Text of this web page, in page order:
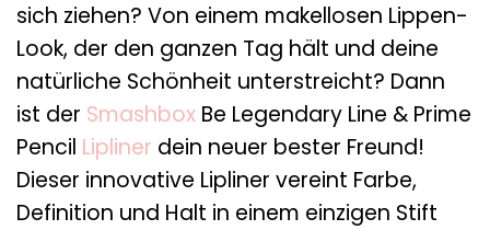
sich ziehen? Von einem makellosen Lippen-
Look, der den ganzen Tag hält und deine
natürliche Schönheit unterstreicht? Dann
ist der Smashbox Be Legendary Line & Prime
Pencil Lipliner dein neuer bester Freund!
Dieser innovative Lipliner vereint Farbe,
Definition und Halt in einem einzigen Stift